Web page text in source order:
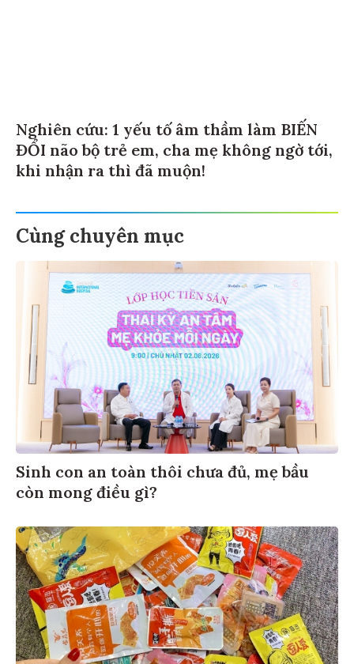
Nghiên cứu: 1 yếu tố âm thầm làm BIẾN
ĐỔI não bộ trẻ em, cha mẹ không ngờ tới,
khi nhận ra thì đã muộn!
Cùng chuyên mục
Sinh con an toàn thôi chưa đủ, mẹ bầu
còn mong điều gì?